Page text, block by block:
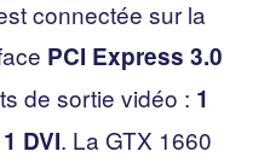
connectée sur la
PCI Express 3.0
de sortie vidéo : 1
1 DVI. La GTX 1660